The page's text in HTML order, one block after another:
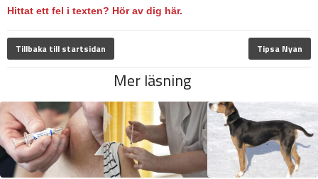
Hittat ett fel i texten? Hör av dig här.
Tillbaka till startsidan Tipsa Nyan
Mer läsning